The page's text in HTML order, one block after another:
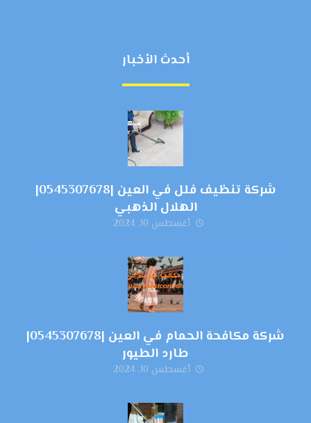
أحدث الأخبار
شركة تنظيف فلل في العين |0545307678|
الهلال الذهبي
أغسطس 10, 2024
شركة مكافحة الحمام في العين |0545307678|
طارد الطيور
أغسطس 10, 2024